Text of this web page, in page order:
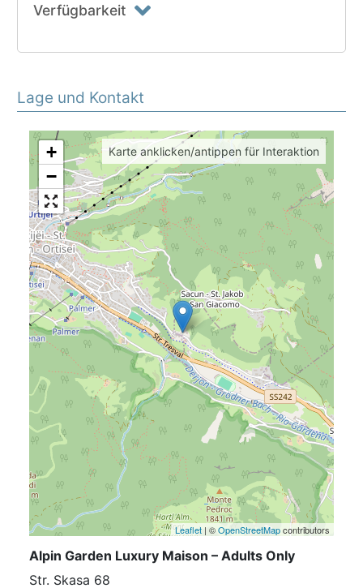
Verfügbarkeit
Lage und Kontakt
+
−
Leaflet | ©OpenStreetMapcontributors
Karte anklicken/antippen für Interaktion
Alpin Garden Luxury Maison – Adults Only
Str. Skasa 68